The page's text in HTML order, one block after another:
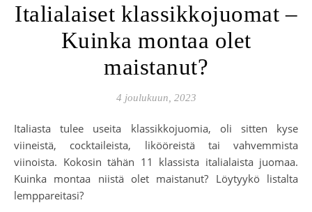
Italialaiset klassikkojuomat –
Kuinka montaa olet
maistanut?
4 joulukuun, 2023
Italiasta tulee useita klassikkojuomia, oli sitten kyse
viineistä, cocktaileista, likööreistä tai vahvemmista
viinoista. Kokosin tähän 11 klassista italialaista juomaa.
Kuinka montaa niistä olet maistanut? Löytyykö listalta
lemppareitasi?